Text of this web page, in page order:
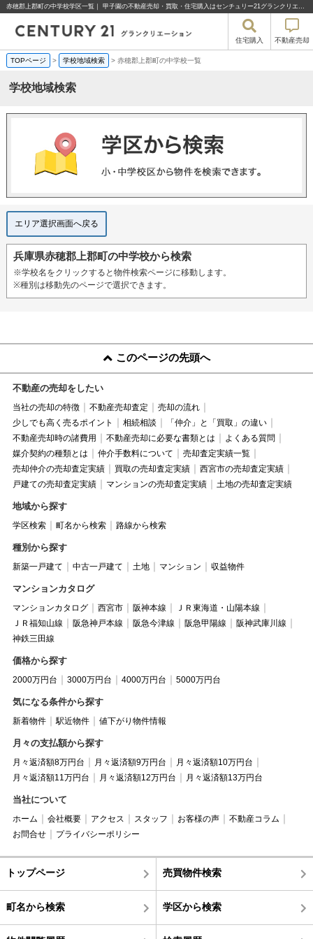
赤穂郡上郡町の中学校学区一覧｜ 甲子園の不動産売却・買取・住宅購入はセンチュリー21グランクリエーション%
住宅購入 不動産売却
TOPページ > 学校地域検索 > 赤穂郡上郡町の中学校一覧
学校地域検索
エリア選択画面へ戻る
兵庫県赤穂郡上郡町の中学校から検索
※学校名をクリックすると物件検索ページに移動します。
※種別は移動先のページで選択できます。
このページの先頭へ
不動産の売却をしたい
当社の売却の特徴 不動産売却査定
売却の流れ
少しでも高く売るポイント
相続相談
「仲介」と「買取」の違い
不動産売却時の諸費用
不動産売却に必要な書類とは
よくある質問
媒介契約の種類とは
仲介手数料について
売却査定実績一覧
売却仲介の売却査定実績
買取の売却査定実績
西宮市の売却査定実績
戸建ての売却査定実績
マンションの売却査定実績 土地の売却査定実績
地域から探す
学区検索 町名から検索 路線から検索
種別から探す
新築一戸建て 中古一戸建て 土地 マンション 収益物件
マンションカタログ
マンションカタログ 西宮市 阪神本線
ＪＲ東海道・山陽本線
ＪＲ福知山線
阪急神戸本線 阪急今津線 阪急甲陽線
阪神武庫川線
神鉄三田線
価格から探す
2000万円台 3000万円台 4000万円台 5000万円台
気になる条件から探す
新着物件 駅近物件 値下がり物件情報
月々の支払額から探す
月々返済額8万円台 月々返済額9万円台
月々返済額10万円台
月々返済額11万円台
月々返済額12万円台 月々返済額13万円台
当社について
ホーム 会社概要 アクセス スタッフ お客様の声
不動産コラム
お問合せ
プライバシーポリシー
トップページ 売買物件検索
町名から検索 学区から検索